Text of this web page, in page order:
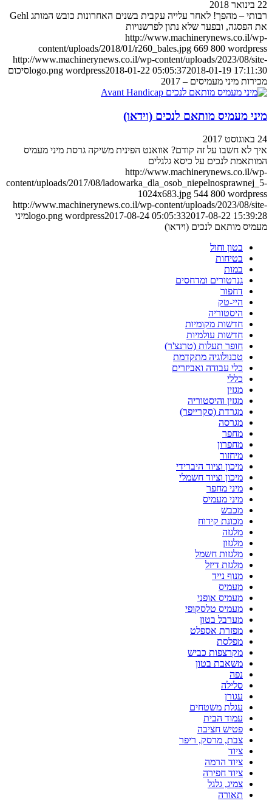
22 בינואר 2018
רבותי – מהפך! לאחר עלייה עקבית בשנים האחרונות כובש המותג Gehl
את הפסגה, ובפער שלא נתון לפרשנויות
http://www.machinerynews.co.il/wp-
content/uploads/2018/01/r260_bales.jpg 669 800 wordpress
http://www.machinerynews.co.il/wp-content/uploads/2023/08/site-
logo.png wordpress2018-01-22 05:05:372018-01-19 17:11:30
סיכום
מכירות מיני מעמיסים – 2017
מיני מעמיס מותאם לנכים (וידאו)
24 באוגוסט 2017
איך לא חשבו על זה קודם? אוואנט הפינית משיקה גרסת מיני מעמיס
המותאמת לנכים על כיסא גלגלים
http://www.machinerynews.co.il/wp-
content/uploads/2017/08/ladowarka_dla_osob_niepelnosprawnej_5-
1024x683.jpg 544 800 wordpress
http://www.machinerynews.co.il/wp-content/uploads/2023/08/site-
logo.png wordpress2017-08-24 05:05:332017-08-22 15:39:28
מיני
מעמיס מותאם לנכים (וידאו)
בטון וחול
בטיחות
במות
גנרטורים ומדחסים
דחפור
היי-טק
היסטוריה
חדשות מקומיות
חדשות עולמיות
חופר תעלות (טרנצ'ר)
טכנולוגיה מתקדמת
כלי עבודה ואביזרים
כללי
מגזין
מגזין והיסטוריה
מגרדת (סקרייפר)
מגרסה
מחפר
מחפרון
מיחזור
מיכון וציוד היברידי
מיכון וציוד חשמלי
מיני מחפר
מיני מעמיס
מכבש
מכונת קידוח
מלגזה
מלגזון
מלגזות חשמל
מלגזת דיזל
מנוף נייד
מעמיס
מעמיס אופני
מעמיס טלסקופי
מערבל בטון
מפזרת אספלט
מפלסת
מקרצפות כביש
משאבת בטון
נפה
סלילה
עגורן
עגלת משטחים
עמוד הבית
פטיש חציבה
צבת, מרסק, ריפר
ציוד
ציוד הרמה
ציוד חפירה
צמיג, גלגל
תאורה